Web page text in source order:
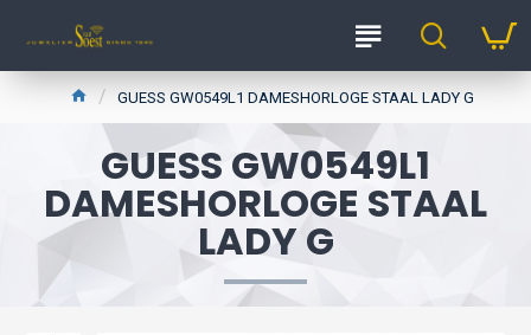
GUESS GW0549L1 DAMESHORLOGE STAAL LADY G
GUESS GW0549L1
DAMESHORLOGE STAAL
LADY G